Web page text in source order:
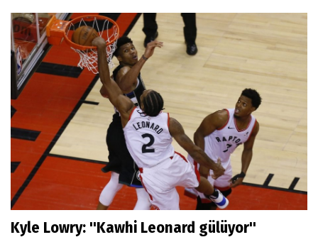
Kyle Lowry: ''Kawhi Leonard gülüyor''